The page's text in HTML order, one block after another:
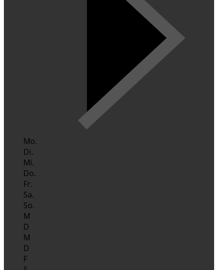
Mo.
Di.
Mi.
Do.
Fr.
Sa.
So.
M
D
M
D
F